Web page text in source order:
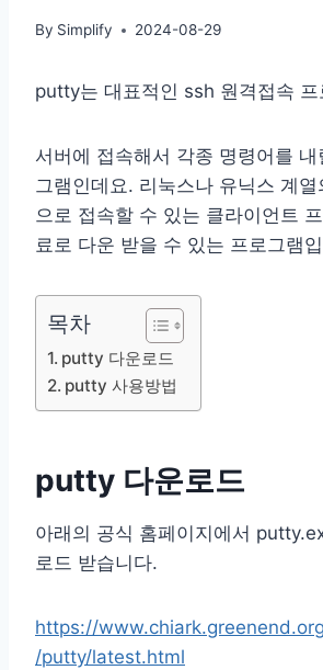
By Simplify 2024-08-29
putty는 대표적인 ssh 원격접속 프
서버에 접속해서 각종 명령어를
그램인데요. 리눅스나 유닉스 계열
으로 접속할 수 있는 클라이언트
료로 다운 받을 수 있는 프로그램
목차
putty 다운로드
putty 사용방법
putty 다운로드
아래의 공식 홈페이지에서
로드 받습니다.
https://
/putty/latest.html